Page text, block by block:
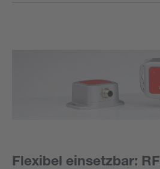
Flexibel einsetzbar: